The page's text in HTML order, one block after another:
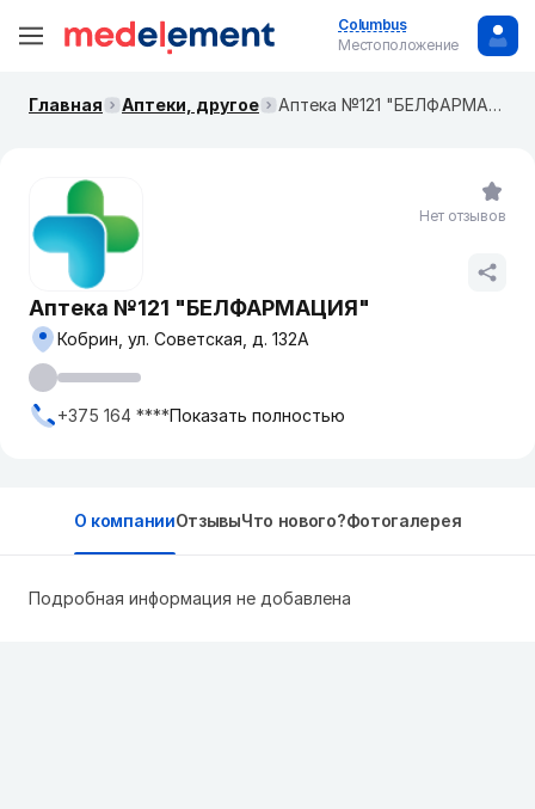
Columbus
Местоположение
Главная Аптеки, другое Аптека №121 "БЕЛФАРМАЦИЯ"
Аптека №121 "БЕЛФАРМАЦИЯ"
Кобрин, ул. Советская, д. 132А
+375 164 ****Показать полностью
Нет отзывов
О компанииОтзывыЧто нового?Фотогалерея
Подробная информация не добавлена